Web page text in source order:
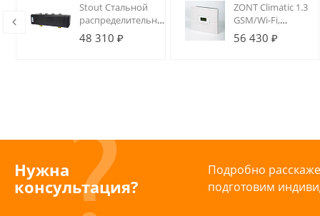
Stout Стальной
распределительный
коллектор 2
отопительных
48 310 ₽
ZONT Climatic 1.3
GSM/Wi-Fi,
Погодозависимый
регулятор
56 430 ₽
Нужна
консультация?
Подробно
подготовим